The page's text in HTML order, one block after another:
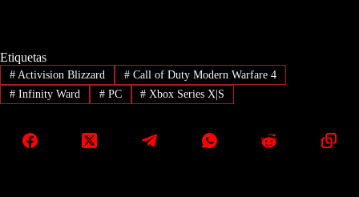
Etiquetas
#Activision Blizzard #Call of Duty Modern Warfare 4
#Infinity Ward #PC # Xbox Series X|S